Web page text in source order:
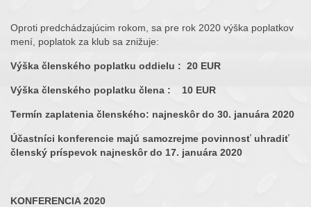
Oproti predchádzajúcim rokom, sa pre rok 2020 výška poplatkov
mení, poplatok za klub sa znižuje:
Výška členského poplatku oddielu : 20 EUR
Výška členského poplatku člena : 10 EUR
Termín zaplatenia členského: najneskôr do 30. januára 2020
Účastníci konferencie majú samozrejme povinnosť uhradiť
členský príspevok najneskôr do 17. januára 2020
KONFERENCIA 2020